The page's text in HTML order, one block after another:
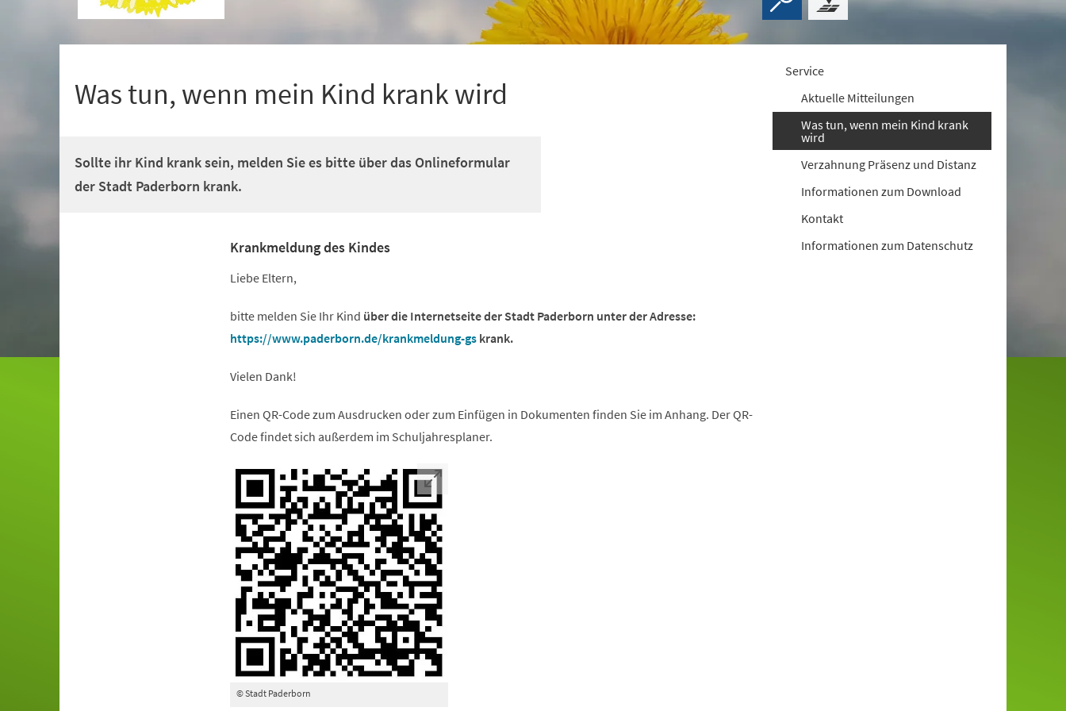
Was tun, wenn mein Kind krank wird
Sollte ihr Kind krank sein, melden Sie es bitte über das Onlineformular
der Stadt Paderborn krank.
Krankmeldung des Kindes
Liebe Eltern,
bitte melden Sie Ihr Kind über die Internetseite der Stadt Paderborn unter der Adresse:
https://www.paderborn.de/krankmeldung-gskrank.
Vielen Dank!
Einen QR-Code zum Ausdrucken oder zum Einfügen in Dokumenten finden Sie im Anhang. Der QR-
Code findet sich außerdem im Schuljahresplaner.
© Stadt Paderborn
Service
Aktuelle Mitteilungen
Was tun, wenn mein Kind krank
wird
Verzahnung Präsenz und Distanz
Informationen zum Download
Kontakt
Informationen zum Datenschutz